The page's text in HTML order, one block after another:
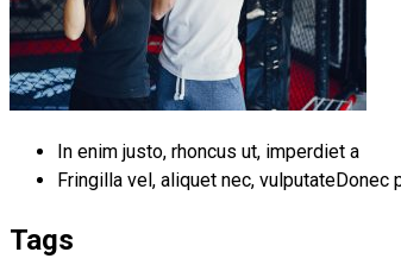
In enim justo, rhoncus ut, imperdiet a
Fringilla vel, aliquet nec,
Tags